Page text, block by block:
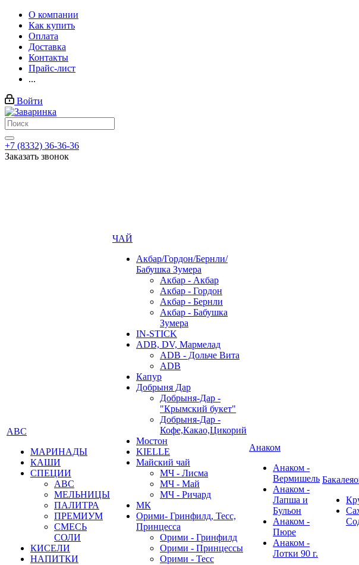
О компании
Как купить
Оплата
Доставка
Контакты
Прайс-лист
...
Войти
+7 (8332) 36-36-36
Заказать звонок
АВС
МАРИНАДЫ
КАШИ
СПЕЦИИ
АВС
МЕЛЬНИЦЫ
ПАЛИТРА
ПРЕМИУМ
СМЕСЬ
СОЛИ
КИСЕЛИ
НАПИТКИ
ЧАЙ
Акбар/Гордон/Бернли/
Бабушка Зумера
Акбар - Акбар
Акбар - Гордон
Акбар - Бернли
Акбар - Бабушка
Зумера
IN-STICK
ADB, DV, Мармелад
ADB - Дольче Вита
ADB
Капур
Добрыня Дар
Добрыня-Дар -
"Крымский букет"
Добрыня-Дар -
Кофе,Какао,Цикорий
Мостон
KIELLE
Майский чай
МЧ - Лисма
МЧ - Май
МЧ - Ричард
МК
Орими- Гринфилд, Тесс,
Принцесса
Орими - Гринфилд
Орими - Принцессы
Орими - Тесс
Анаком
Анаком -
Вермишель
Анаком -
Лапша и
Бульон
Анаком -
Пюре
Анаком -
Лотки 90 г.